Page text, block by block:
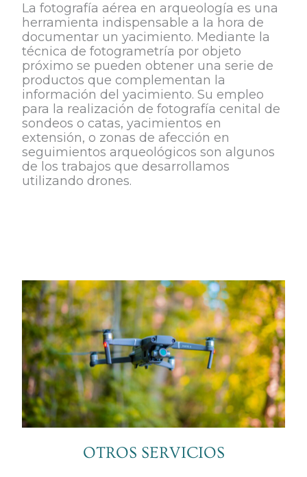
La fotografía aérea en arqueología es una
herramienta indispensable a la hora de
documentar un yacimiento. Mediante la
técnica de fotogrametría por objeto
próximo se pueden obtener una serie de
productos que complementan la
información del yacimiento. Su empleo
para la realización de fotografía cenital de
sondeos o catas, yacimientos en
extensión, o zonas de afección en
seguimientos arqueológicos son algunos
de los trabajos que desarrollamos
utilizando drones.
OTROS SERVICIOS